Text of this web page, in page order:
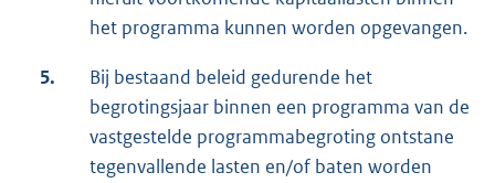
het programma kunnen worden opgevangen.
5.
Bij bestaand beleid gedurende het
begrotingsjaar binnen een programma van de
vastgestelde programmabegroting ontstane
tegenvallende lasten en/of baten worden